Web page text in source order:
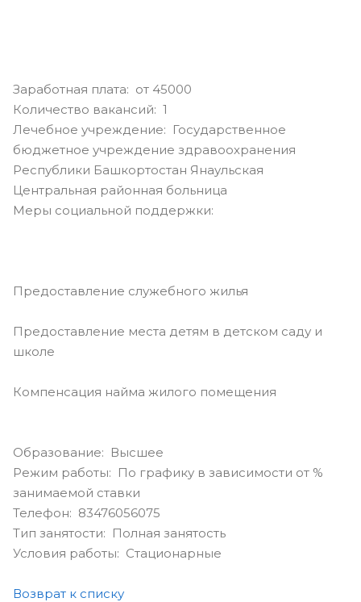
Заработная плата: от 45000
Количество вакансий: 1
Лечебное учреждение: Государственное
бюджетное учреждение здравоохранения
Республики Башкортостан Янаульская
Центральная районная больница
Меры социальной поддержки:
Предоставление служебного жилья
Предоставление места детям в детском саду и
школе
Компенсация найма жилого помещения
Образование: Высшее
Режим работы: По графику в зависимости от %
занимаемой ставки
Телефон: 83476056075
Тип занятости: Полная занятость
Условия работы: Стационарные
Возврат к списку